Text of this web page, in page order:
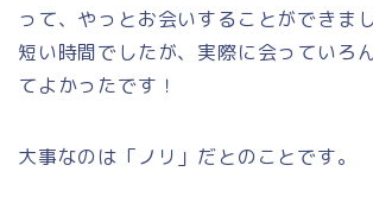
って、やっとお会いすることができま
短い時間でしたが、実際に会っていろ
てよかったです！
大事なのは「ノリ」だとのことです。